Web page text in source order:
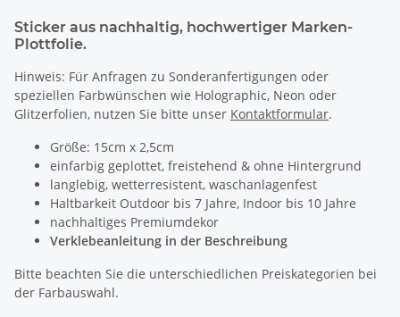
Sticker aus nachhaltig, hochwertiger Marken-
Plottfolie.
Hinweis: Für Anfragen zu Sonderanfertigungen oder
speziellen Farbwünschen wie Holographic, Neon oder
Glitzerfolien, nutzen Sie bitte unser Kontaktformular.
Größe: 15cm x 2,5cm
einfarbig geplottet, freistehend & ohne Hintergrund
langlebig, wetterresistent, waschanlagenfest
Haltbarkeit Outdoor bis 7 Jahre, Indoor bis 10 Jahre
nachhaltiges Premiumdekor
Verklebeanleitung in der Beschreibung
Bitte beachten Sie die unterschiedlichen Preiskategorien bei
der Farbauswahl.